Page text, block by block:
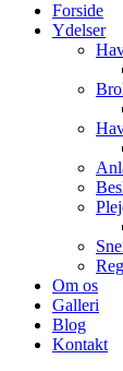
Forside
Ydelser
Om os
Galleri
Blog
Kontakt